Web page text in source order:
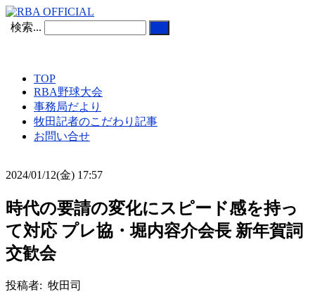
検索...
TOP
RBA野球大会
事務局だより
牧田記者のこだわり記事
お問い合せ
2024/01/12(金) 17:57
時代の要請の変化にスピード感を持っ
て対応 プレ協・堀内容介会長 新年賀詞
交歓会
投稿者: 牧田司